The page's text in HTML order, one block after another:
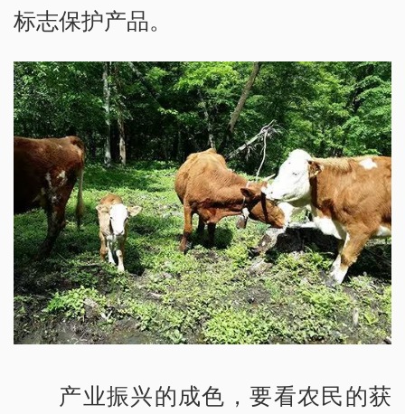
标志保护产品。
产业振兴的成色，要看农民的获